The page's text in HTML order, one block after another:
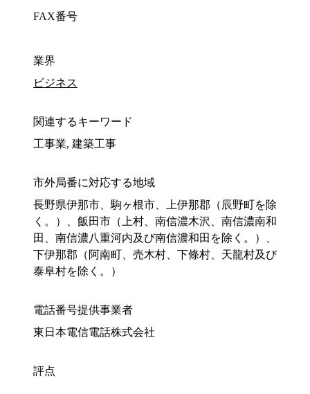
FAX番号
業界
ビジネス
関連するキーワード
工事業, 建築工事
市外局番に対応する地域
長野県伊那市、駒ヶ根市、上伊那郡（辰野町を除
く。）、飯田市（上村、南信濃木沢、南信濃南和
田、南信濃八重河内及び南信濃和田を除く。）、
下伊那郡（阿南町、売木村、下條村、天龍村及び
泰阜村を除く。）
電話番号提供事業者
東日本電信電話株式会社
評点